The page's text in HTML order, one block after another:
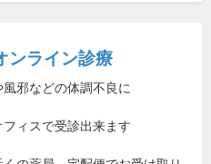
ンライン診療
邪などの体調不良に
フィスで受診出来ます